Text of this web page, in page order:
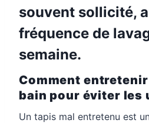
souvent sollicité,
fréquence de
semaine.
Comment
bain pour éviter les
Un tapis mal entretenu est